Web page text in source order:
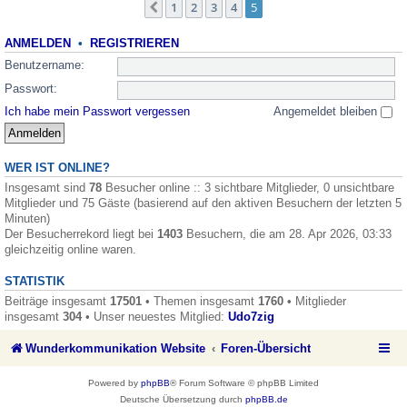
Vorherige
1 2 3 4 5
ANMELDEN • REGISTRIEREN
Benutzername:
Passwort:
Ich habe mein Passwort vergessen
Angemeldet bleiben
WER IST ONLINE?
Insgesamt sind 78 Besucher online :: 3 sichtbare Mitglieder, 0 unsichtbare
Mitglieder und 75 Gäste (basierend auf den aktiven Besuchern der letzten 5
Minuten)
Der Besucherrekord liegt bei 1403 Besuchern, die am 28. Apr 2026, 03:33
gleichzeitig online waren.
STATISTIK
Beiträge insgesamt 17501 • Themen insgesamt 1760 • Mitglieder
insgesamt 304• Unser neuestes Mitglied: Udo7zig
Wunderkommunikation Website Foren-Übersicht
Powered by phpBB® Forum Software © phpBB Limited
Deutsche Übersetzung durch phpBB.de